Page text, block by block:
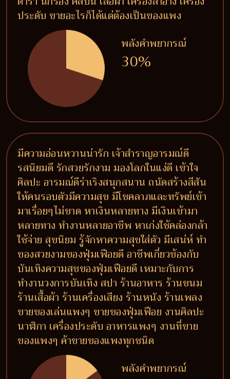
ประดับ ขายอะไรก็ได้แต่ต้องเป็นของแพง
พลังคำพยากรณ์
30%
มีความอ่อนหวานน่ารัก เจ้าสำราญอารมณ์ดี
รสนิยมดี รักสวยรักงาม มองโลกในแง่ดี เข้าใจ
ศิลปะ อารมณ์ดีร่าเริงสนุกสนาน ถนัดสร้างสีสัน
ให้คนรอบตัวมีความสุข มีโชคลาภและทรัพย์เข้า
มาเรื่อยๆไม่ขาด หาเงินหลายทาง มีเงินเข้ามา
หลายทาง ทำงานหลายอาชีพ หาเก่งใช้คล่องกล้า
ใช้จ่าย สุขนิยม รู้จักหาความสุขใส่ตัว มีเสน่ห์ ทำ
ของสวยงามของฟุ่มเฟือยดี อาชีพเกี่ยวข้องกับ
บันเทิงความสุขของฟุ่มเฟือยดี เหมาะกับการ
ทำงานวงการบันเทิง สปา ร้านอาหาร ร้านขนม
ร้านเสื้อผ้า ร้านเครื่องเสียง ร้านหนัง ร้านเพลง
ขายของเล่นแพงๆ ขายของฟุ่มเฟือย งานศิลปะ
นาฬิกา เครื่องประดับ อาหารแพงๆ งานที่ขาย
ของแพงๆ ค้าขายของแพงทุกชนิด
พลังคำพยากรณ์